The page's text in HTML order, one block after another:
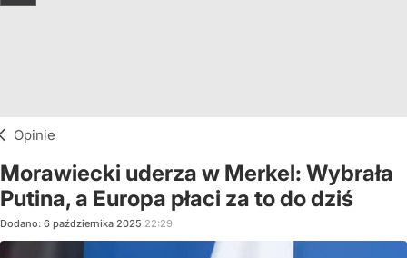
Opinie
Morawiecki uderza w Merkel: Wybrała
Putina, a Europa płaci za to do dziś
Dodano: 6 października 2025 22:29